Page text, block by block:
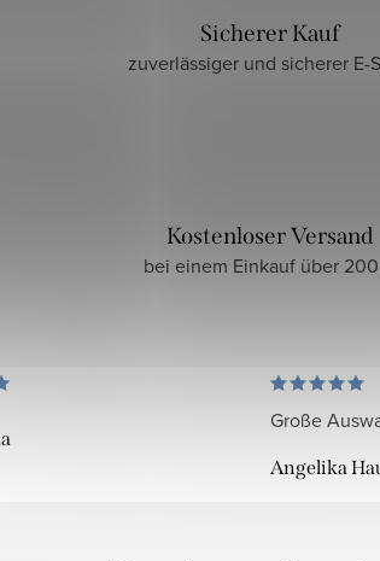
Sicherer Kauf
zuverlässiger und sicherer E-
Kostenloser Versand
bei einem Einkauf über
Große
Angelika